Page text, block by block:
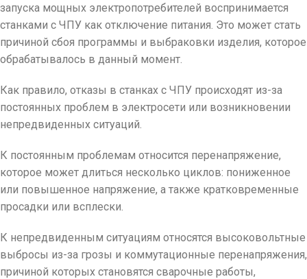
запуска мощных электропотребителей воспринимается
станками с ЧПУ как отключение питания. Это может стать
причиной сбоя программы и выбраковки изделия, которое
обрабатывалось в данный момент.
Как правило, отказы в станках с ЧПУ происходят из-за
постоянных проблем в электросети или возникновении
непредвиденных ситуаций.
К постоянным проблемам относится перенапряжение,
которое может длиться несколько циклов: пониженное
или повышенное напряжение, а также кратковременные
просадки или всплески.
К непредвиденным ситуациям относятся высоковольтные
выбросы из-за грозы и коммутационные перенапряжения,
причиной которых становятся сварочные работы,